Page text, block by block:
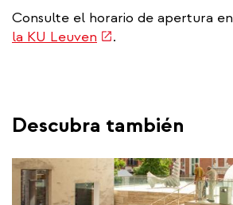
Consulte el horario de apertura en
la KU Leuven (link.
Descubra también